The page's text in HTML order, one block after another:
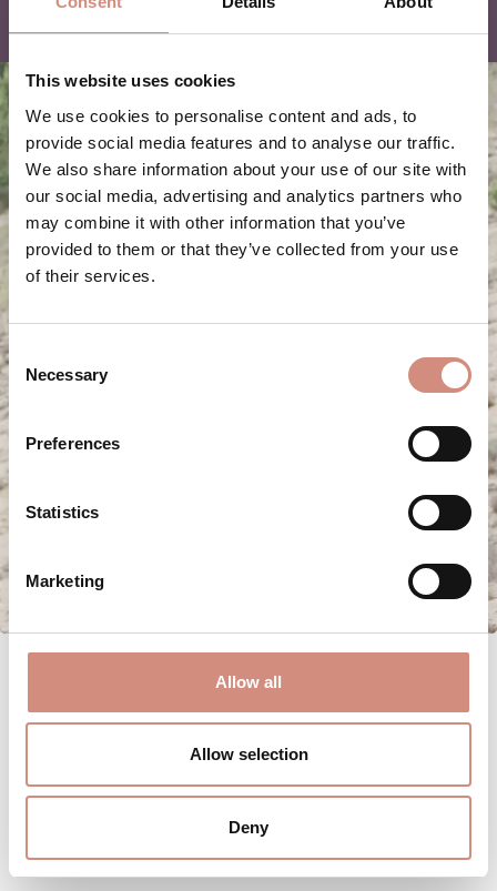
This website uses cookies
We use cookies to personalise content and ads, to
provide social media features and to analyse our traffic.
We also share information about your use of our site with
our social media, advertising and analytics partners who
may combine it with other information that you’ve
provided to them or that they’ve collected from your use
of their services.
Consent
Selection
Necessary
Preferences
Statistics
Marketing
Allow all
Allow selection
Deny